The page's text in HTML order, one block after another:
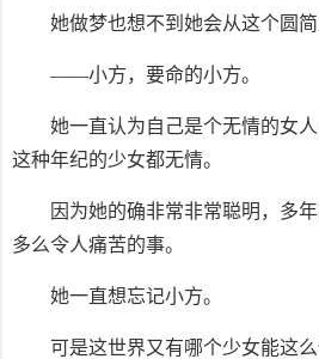
她做梦也想不到她会从这个圆简
——小方，要命的小方。
她一直认为自己是个无情的女
这种年纪的少女都无情。
因为她的确非常非常聪明，多
多么令人痛苦的事。
她一直想忘记小方。
可是这世界又有哪个少女能这